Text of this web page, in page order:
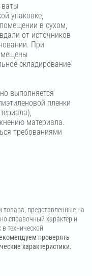
ваты
упаковке,
в сухом,
от источников
При
складирование
выполняется
пленки
материала.
требованиями
товара, представленные на
справочный характер и
технической
проверять
характеристики.